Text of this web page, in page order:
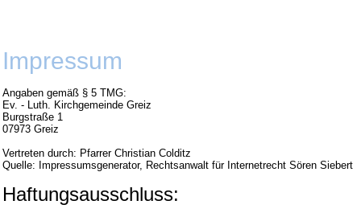
Impressum
Angaben gemäß § 5 TMG:
Ev. - Luth. Kirchgemeinde Greiz
Burgstraße 1
07973 Greiz
Vertreten durch: Pfarrer Christian Colditz
Quelle: Impressumsgenerator, Rechtsanwalt für Internetrecht Sören Siebert
Haftungsausschluss: